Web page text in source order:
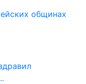
общинах